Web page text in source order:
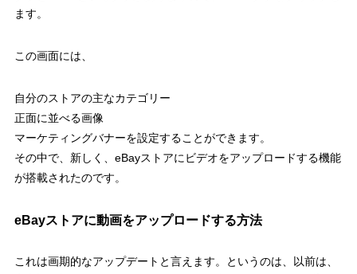
ます。
この画面には、
自分のストアの主なカテゴリー
正面に並べる画像
マーケティングバナーを設定することができます。
その中で、新しく、eBayストアにビデオをアップロードする機能
が搭載されたのです。
eBayストアに動画をアップロードする方法
これは画期的なアップデートと言えます。というのは、以前は、